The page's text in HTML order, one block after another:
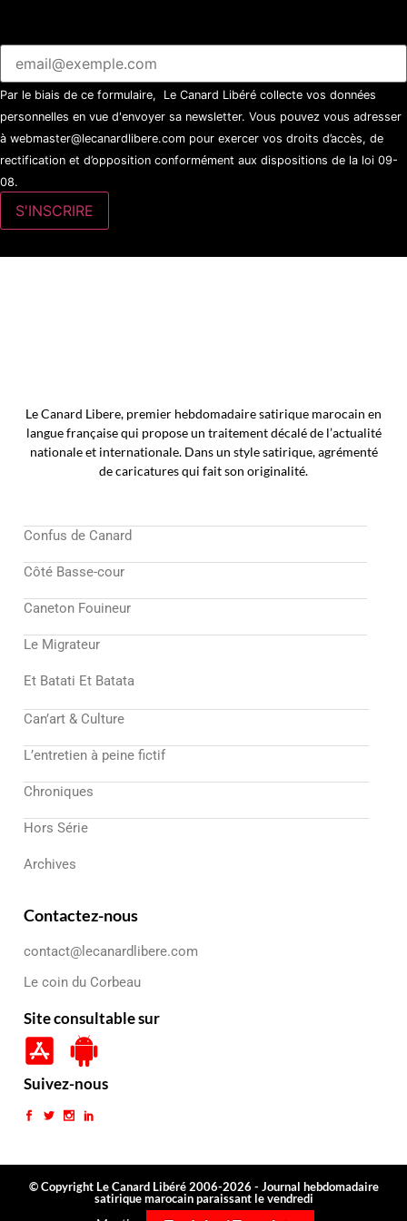
Par le biais de ce formulaire, Le Canard Libéré collecte vos données
personnelles en vue d'envoyer sa newsletter. Vous pouvez vous adresser
à webmaster@lecanardlibere.com pour exercer vos droits d’accès, de
rectification et d’opposition conformément aux dispositions de la loi 09-
08.
Le Canard Libere, premier hebdomadaire satirique marocain en
langue française qui propose un traitement décalé de l’actualité
nationale et internationale. Dans un style satirique, agrémenté
de caricatures qui fait son originalité.
Confus de Canard
Côté Basse-cour
Caneton Fouineur
Le Migrateur
Et Batati Et Batata
Can’art & Culture
L’entretien à peine fictif
Chroniques
Hors Série
Archives
Contactez-nous
contact@lecanardlibere.com
Le coin du Corbeau
Site consultable sur
Suivez-nous
© Copyright Le Canard Libéré 2006-2026 - Journal hebdomadaire
satirique marocain paraissant le vendredi